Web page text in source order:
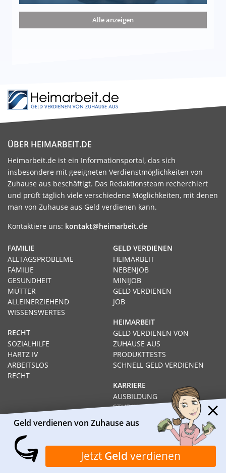
die 15 besten Möglichkeiten
Alle anzeigen
ÜBER HEIMARBEIT.DE
Heimarbeit.de ist ein Informationsportal, das sich
insbesondere mit geeigneten Verdienstmöglichkeiten von
Zuhause aus beschäftigt. Das Redaktionsteam recherchiert
und prüft täglich viele verschiedene Möglichkeiten, mit denen
man von Zuhause aus Geld verdienen kann.
Kontaktiere uns: kontakt@heimarbeit.de
GELD VERDIENEN
HEIMARBEIT
NEBENJOB
MINIJOB
GELD VERDIENEN
JOB
HEIMARBEIT
GELD VERDIENEN VON
ZUHAUSE AUS
PRODUKTTESTS
SCHNELL GELD VERDIENEN
KARRIERE
AUSBILDUNG
STUDIUM
GEHÄLTER
FAMILIE
ALLTAGSPROBLEME
FAMILIE
GESUNDHEIT
MÜTTER
ALLEINERZIEHEND
WISSENSWERTES
RECHT
SOZIALHILFE
HARTZ IV
ARBEITSLOS
RECHT
Impressum Datenschutz Kontakt
Über Heimarbeit.de
© 2026I❶I Heimarbeit.de
Geld verdienen von Zuhause aus
Jetzt Geld verdienen